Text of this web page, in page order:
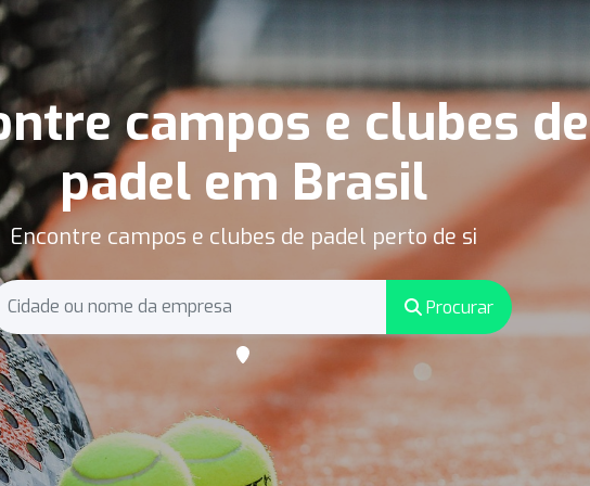
campos e clubes de
padel em Brasil
Encontre campos e clubes de padel perto de si
Procurar